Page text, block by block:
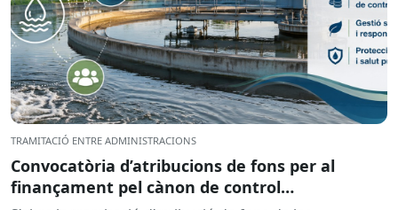
TRAMITACIÓ ENTRE ADMINISTRACIONS
Convocatòria d’atribucions de fons per al
finançament pel cànon de control